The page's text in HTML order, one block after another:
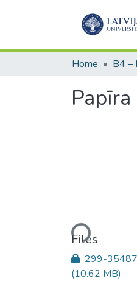
Home
Loading...
Files
299-
(10.62 MB)